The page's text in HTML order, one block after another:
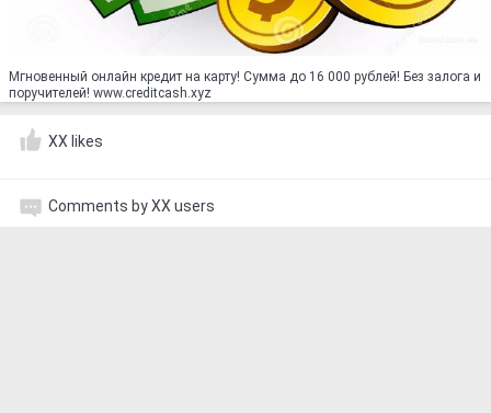
Мгновенный онлайн кредит на карту! Сумма до 16 000 рублей! Без залога и
поручителей! www.creditcash.xyz
XX likes
Comments by XX users